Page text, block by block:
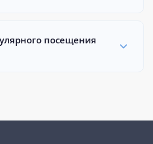
посещения